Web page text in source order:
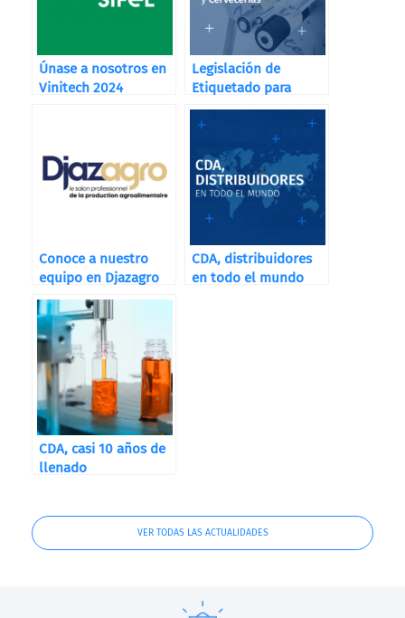
Únase a nosotros en
Vinitech 2024
Legislación de
Etiquetado para
Destilerías, Bodegas
y Cervecerías
Conoce a nuestro
equipo en Djazagro
CDA, distribuidores
en todo el mundo
CDA, casi 10 años de
llenado
VER TODAS LAS ACTUALIDADES